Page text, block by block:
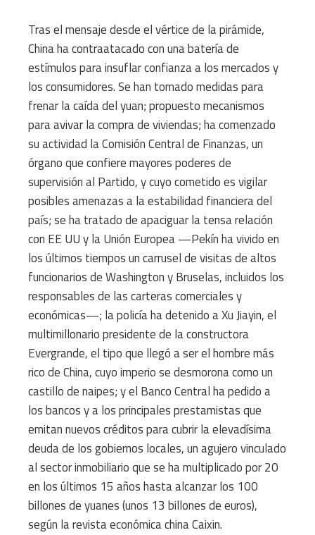
Tras el mensaje desde el vértice de la pirámide,
China ha contraatacado con una batería de
estímulos para insuflar confianza a los mercados y
los consumidores. Se han tomado medidas para
frenar la caída del yuan; propuesto mecanismos
para avivar la compra de viviendas; ha comenzado
su actividad la Comisión Central de Finanzas, un
órgano que confiere mayores poderes de
supervisión al Partido, y cuyo cometido es vigilar
posibles amenazas a la estabilidad financiera del
país; se ha tratado de apaciguar la tensa relación
con EE UU y la Unión Europea —Pekín ha vivido en
los últimos tiempos un carrusel de visitas de altos
funcionarios de Washington y Bruselas, incluidos los
responsables de las carteras comerciales y
económicas—; la policía ha detenido a Xu Jiayin, el
multimillonario presidente de la constructora
Evergrande, el tipo que llegó a ser el hombre más
rico de China, cuyo imperio se desmorona como un
castillo de naipes; y el Banco Central ha pedido a
los bancos y a los principales prestamistas que
emitan nuevos créditos para cubrir la elevadísima
deuda de los gobiernos locales, un agujero vinculado
al sector inmobiliario que se ha multiplicado por 20
en los últimos 15 años hasta alcanzar los 100
billones de yuanes (unos 13 billones de euros),
según la revista económica china Caixin.